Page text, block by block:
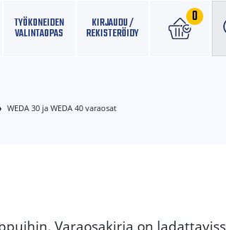
0
TYÖKONEIDEN
VALINTAOPAS
KIRJAUDU /
REKISTERÖIDY
WEDA 30 ja WEDA 40 varaosat
Varaosakirja on